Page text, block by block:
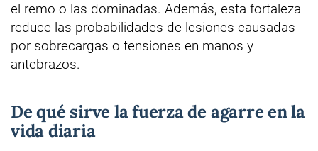
el remo o las dominadas. Además, esta fortaleza
reduce las probabilidades de lesiones causadas
por sobrecargas o tensiones en manos y
antebrazos.
De qué sirve la fuerza de agarre en la
vida diaria